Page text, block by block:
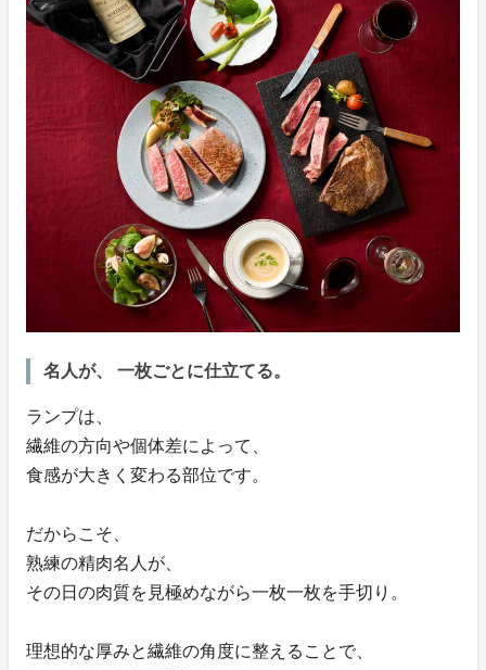
名人が、 一枚ごとに仕立てる。
ランプは、
繊維の方向や個体差によって、
食感が大きく変わる部位です。
だからこそ、
熟練の精肉名人が、
その日の肉質を見極めながら一枚一枚を手切り。
理想的な厚みと繊維の角度に整えることで、